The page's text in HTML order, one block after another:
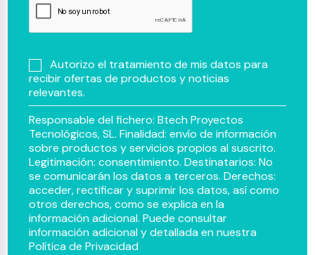
Autorizo el tratamiento de mis datos para
recibir ofertas de productos y noticias
relevantes.
Responsable del fichero: Btech Proyectos
Tecnológicos, SL. Finalidad: envío de información
sobre productos y servicios propios al suscrito.
Legitimación: consentimiento. Destinatarios: No
se comunicarán los datos a terceros. Derechos:
acceder, rectificar y suprimir los datos, así como
otros derechos, como se explica en la
información adicional. Puede consultar
información adicional y detallada en nuestra
Política de Privacidad